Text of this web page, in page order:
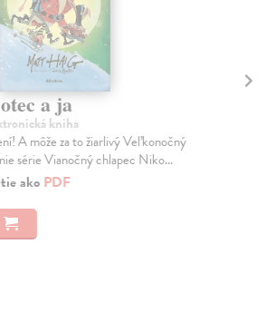
a ja
kniha
A môže za to žiarlivý Veľkonočný
série Vianočný chlapec Niko...
ako PDF